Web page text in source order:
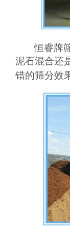
恒睿牌
泥石混合还
错的筛分效